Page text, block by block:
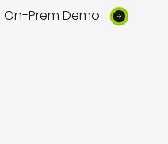
On-Prem Demo